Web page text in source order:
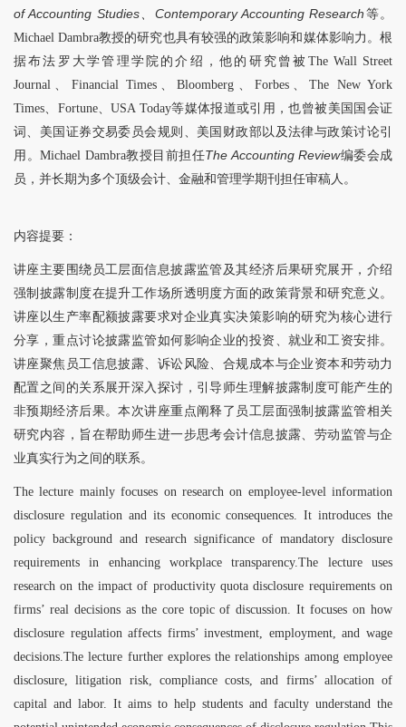
of Accounting Studies、Contemporary Accounting Research等。
Michael Dambra教授的研究也具有较强的政策影响和媒体影响力。根
据布法罗大学管理学院的介绍，他的研究曾被The Wall Street
Journal、Financial Times、Bloomberg、Forbes、The New York
Times、Fortune、USA Today等媒体报道或引用，也曾被美国国会证
词、美国证券交易委员会规则、美国财政部以及法律与政策讨论引
用。Michael Dambra教授目前担任The Accounting Review编委会成
员，并长期为多个顶级会计、金融和管理学期刊担任审稿人。
内容提要：
讲座主要围绕员工层面信息披露监管及其经济后果研究展开，介绍
强制披露制度在提升工作场所透明度方面的政策背景和研究意义。
讲座以生产率配额披露要求对企业真实决策影响的研究为核心进行
分享，重点讨论披露监管如何影响企业的投资、就业和工资安排。
讲座聚焦员工信息披露、诉讼风险、合规成本与企业资本和劳动力
配置之间的关系展开深入探讨，引导师生理解披露制度可能产生的
非预期经济后果。本次讲座重点阐释了员工层面强制披露监管相关
研究内容，旨在帮助师生进一步思考会计信息披露、劳动监管与企
业真实行为之间的联系。
The lecture mainly focuses on research on employee-level information
disclosure regulation and its economic consequences. It introduces the
policy background and research significance of mandatory disclosure
requirements in enhancing workplace transparency.The lecture uses
research on the impact of productivity quota disclosure requirements on
firms’ real decisions as the core topic of discussion. It focuses on how
disclosure regulation affects firms’ investment, employment, and wage
decisions.The lecture further explores the relationships among employee
disclosure, litigation risk, compliance costs, and firms’ allocation of
capital and labor. It aims to help students and faculty understand the